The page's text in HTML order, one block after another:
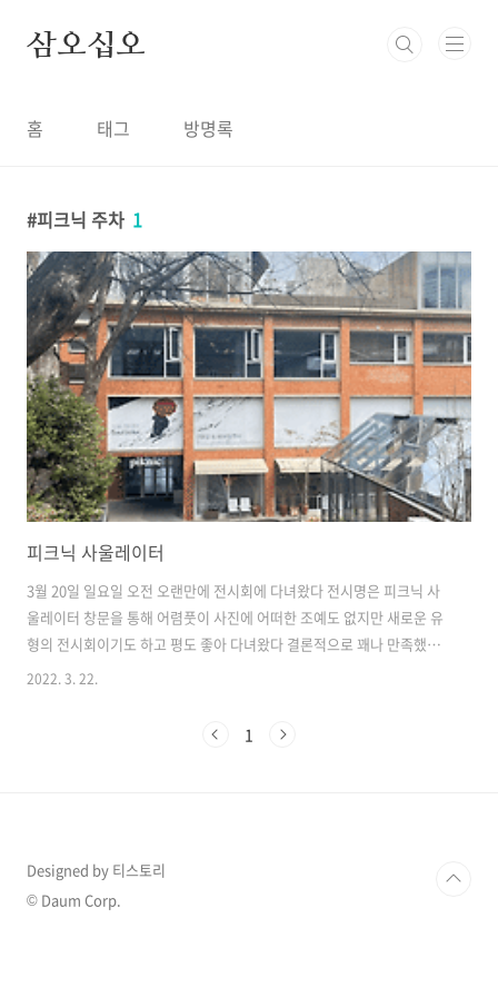
삼오십오
홈 태그 방명록
피크닉 주차 1
피크닉 사울레이터
3월 20일 일요일 오전 오랜만에 전시회에 다녀왔다 전시명은 피크닉 사
울레이터 창문을 통해 어렴풋이 사진에 어떠한 조예도 없지만 새로운 유
형의 전시회이기도 하고 평도 좋아 다녀왔다 결론적으로 꽤나 만족했다
:) * 내가 검색했을 1월에는 꽤 인기가 있어서인지 주말 예약이 어려워 3
나 있다 (며칠 전까지만 해도 3월 말까지로 알고 있었는데 인기덕택인듯)
2022. 3. 22.
1
Designed by 티스토리
© Daum Corp.